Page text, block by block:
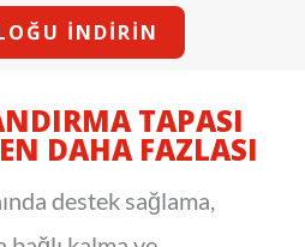
İNDIRIN
TAPASI
DAHA FAZLASI
destek sağlama,